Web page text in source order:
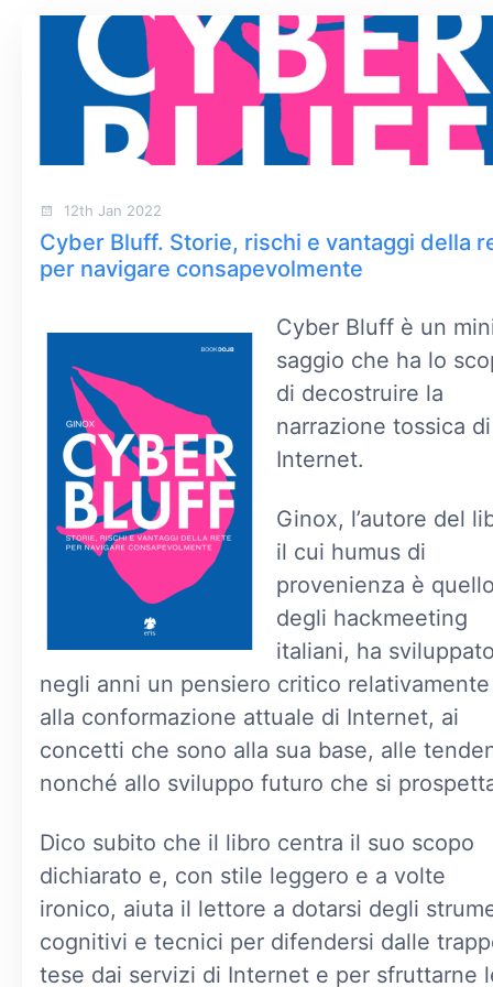
12th Jan 2022
Cyber Bluff. Storie, rischi e vantaggi della
per navigare consapevolmente
Cyber Bluff è un
saggio che ha lo
di decostruire la
narrazione tossica di
Internet.
Ginox, l’autore del
il cui humus di
provenienza è quello
degli hackmeeting
italiani, ha sviluppato
negli anni un pensiero critico relativamente
alla conformazione attuale di Internet, ai
concetti che sono alla sua base, alle
nonché allo sviluppo futuro che si
Dico subito che il libro centra il suo scopo
dichiarato e, con stile leggero e a volte
ironico, aiuta il lettore a dotarsi degli
cognitivi e tecnici per difendersi dalle
tese dai servizi di Internet e per sfruttarne